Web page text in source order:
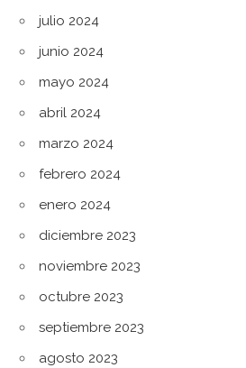
julio 2024
junio 2024
mayo 2024
abril 2024
marzo 2024
febrero 2024
enero 2024
diciembre 2023
noviembre 2023
octubre 2023
septiembre 2023
agosto 2023